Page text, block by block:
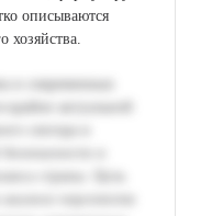
описываются
хозяйства.